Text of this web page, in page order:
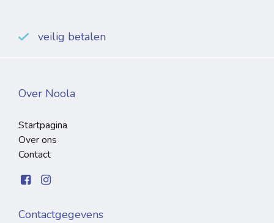
veilig betalen
Over Noola
Startpagina
Over ons
Contact
Contactgegevens